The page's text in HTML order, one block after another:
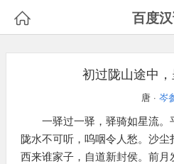
 百度
初过陇山途中
唐 · 岑
一驿过一驿，驿骑如星流。
陇水不可听，呜咽令人愁。沙尘
西来谁家子，自道新封侯。前月